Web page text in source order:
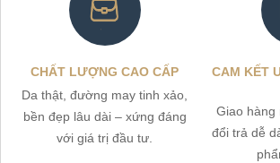
CHẤT LƯỢNG CAO CẤP
Da thật, đường may tinh xảo,
bền đẹp lâu dài – xứng đáng
với giá trị đầu tư.
CAM KẾT
Giao hàng
đổi trả dễ